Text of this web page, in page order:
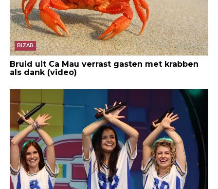
BIZAR
Bruid uit Ca Mau verrast gasten met krabben
als dank (video)